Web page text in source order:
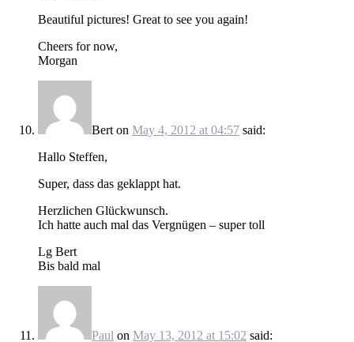
Beautiful pictures! Great to see you again!
Cheers for now,
Morgan
Bert on May 4, 2012 at 04:57 said:
Hallo Steffen,
Super, dass das geklappt hat.
Herzlichen Glückwunsch.
Ich hatte auch mal das Vergnügen – super toll
Lg Bert
Bis bald mal
Paul on May 13, 2012 at 15:02 said: